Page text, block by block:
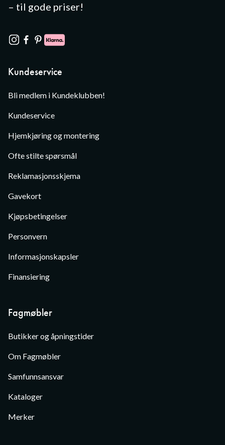
– til gode priser!
Kundeservice
Bli medlem i Kundeklubben!
Kundeservice
Hjemkjøring og montering
Ofte stilte spørsmål
Reklamasjonsskjema
Gavekort
Kjøpsbetingelser
Personvern
Informasjonskapsler
Finansiering
Fagmøbler
Butikker og åpningstider
Om Fagmøbler
Samfunnsansvar
Kataloger
Merker